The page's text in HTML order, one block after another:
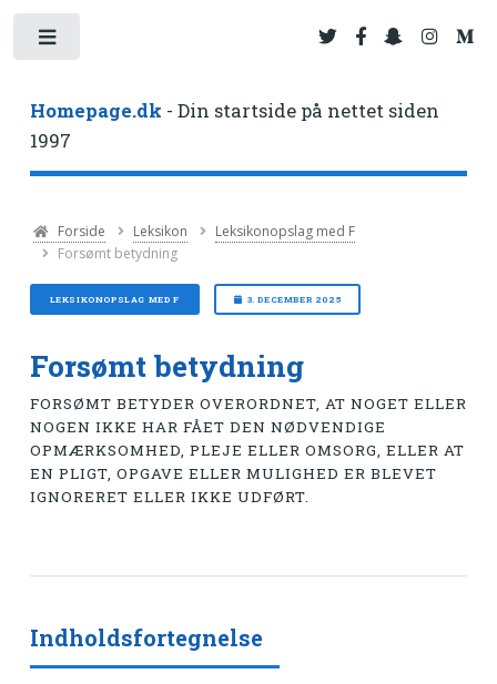
Homepage.dk - Din startside på nettet siden
1997
Forside Leksikon
Leksikonopslag med F
Forsømt betydning
LEKSIKONOPSLAG MED F 3. DECEMBER 2025
Forsømt betydning
FORSØMT BETYDER OVERORDNET, AT NOGET ELLER
NOGEN IKKE HAR FÅET DEN NØDVENDIGE
OPMÆRKSOMHED, PLEJE ELLER OMSORG, ELLER AT
EN PLIGT, OPGAVE ELLER MULIGHED ER BLEVET
IGNORERET ELLER IKKE UDFØRT.
Indholdsfortegnelse